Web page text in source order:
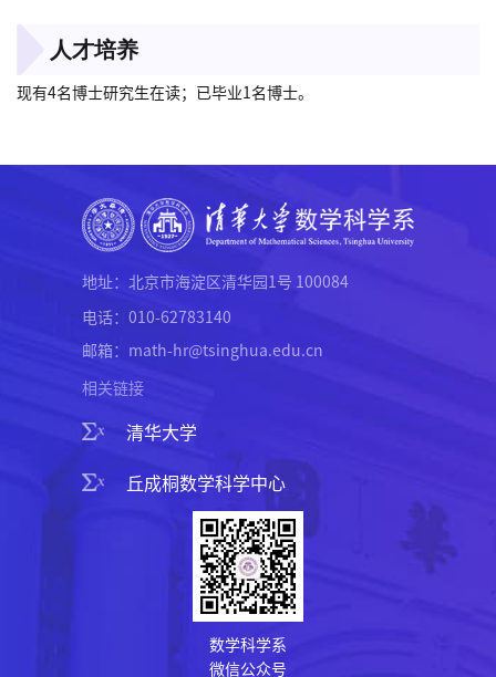
人才培养
现有4名博士研究生在读；已毕业1名博士。
地址：北京市海淀区清华园1号 100084
电话：010-62783140
邮箱：math-hr@tsinghua.edu.cn
相关链接
清华大学
丘成桐数学科学中心
数学科学系
微信公众号